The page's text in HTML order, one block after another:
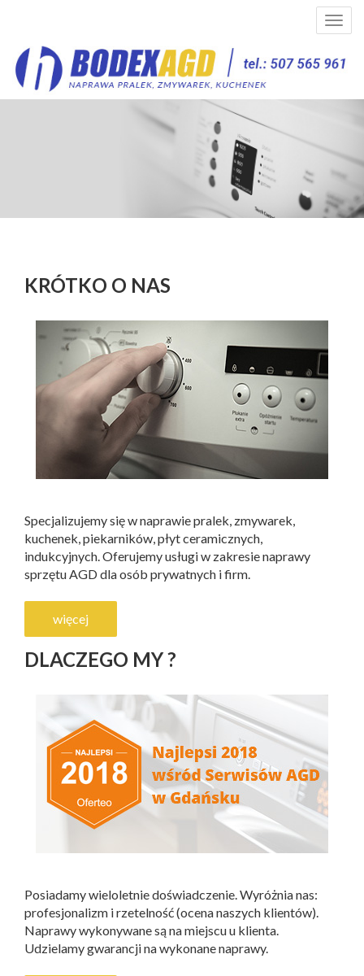
KRÓTKO O NAS
Specjalizujemy się w naprawie pralek, zmywarek,
kuchenek, piekarników, płyt ceramicznych,
indukcyjnych. Oferujemy usługi w zakresie naprawy
sprzętu AGD dla osób prywatnych i firm.
więcej
DLACZEGO MY ?
Posiadamy wieloletnie doświadczenie. Wyróżnia nas:
profesjonalizm i rzetelność (ocena naszych klientów).
Naprawy wykonywane są na miejscu u klienta.
Udzielamy gwarancji na wykonane naprawy.